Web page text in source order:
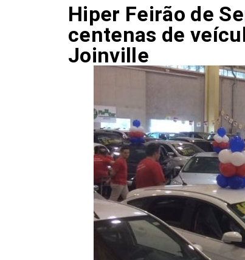
Hiper Feirão de
centenas de
Joinville